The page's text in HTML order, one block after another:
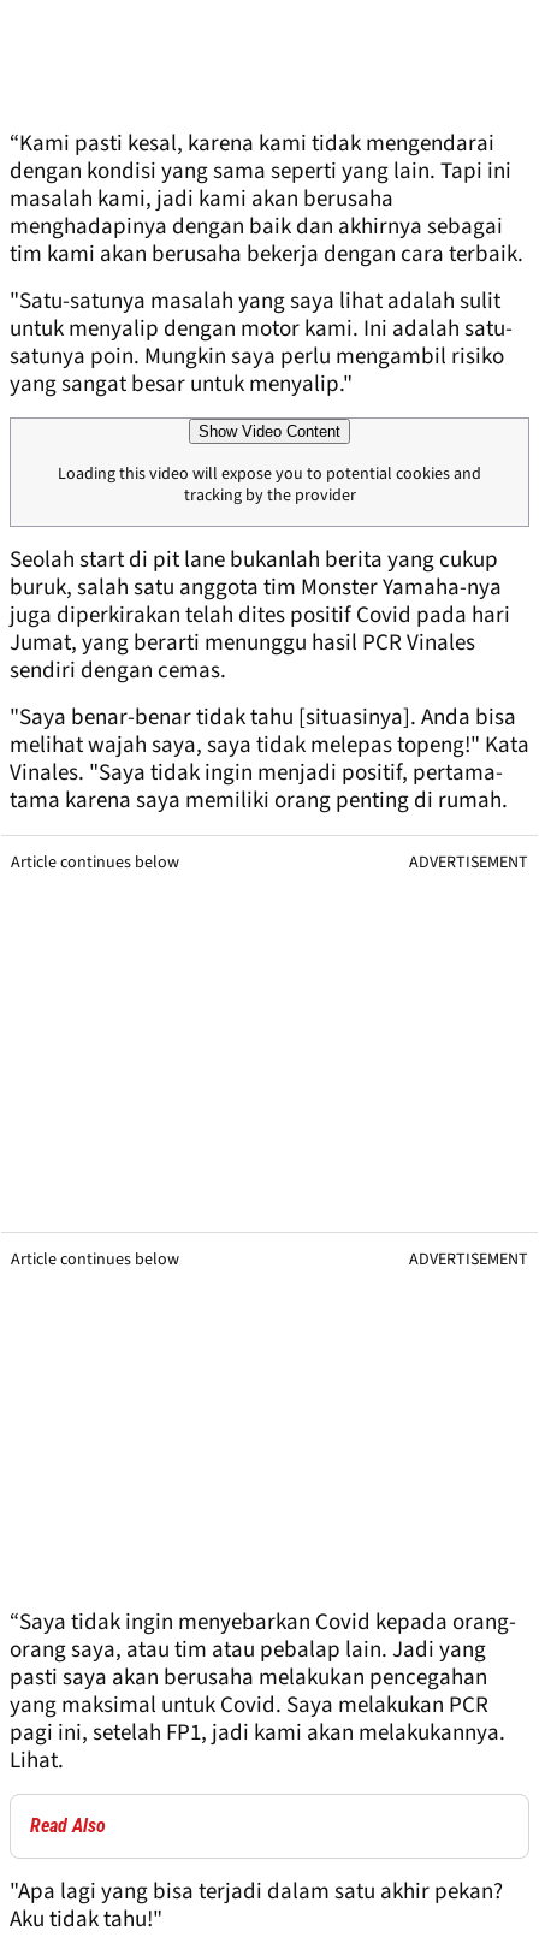
“Kami pasti kesal, karena kami tidak mengendarai
dengan kondisi yang sama seperti yang lain. Tapi ini
masalah kami, jadi kami akan berusaha
menghadapinya dengan baik dan akhirnya sebagai
tim kami akan berusaha bekerja dengan cara terbaik.
"Satu-satunya masalah yang saya lihat adalah sulit
untuk menyalip dengan motor kami. Ini adalah satu-
satunya poin. Mungkin saya perlu mengambil risiko
yang sangat besar untuk menyalip."
Show Video Content
Loading this video will expose you to potential cookies and
tracking by the provider
Seolah start di pit lane bukanlah berita yang cukup
buruk, salah satu anggota tim Monster Yamaha-nya
juga diperkirakan telah dites positif Covid pada hari
Jumat, yang berarti menunggu hasil PCR Vinales
sendiri dengan cemas.
"Saya benar-benar tidak tahu [situasinya]. Anda bisa
melihat wajah saya, saya tidak melepas topeng!" Kata
Vinales. "Saya tidak ingin menjadi positif, pertama-
tama karena saya memiliki orang penting di rumah.
Article continues below ADVERTISEMENT
Article continues below ADVERTISEMENT
“Saya tidak ingin menyebarkan Covid kepada orang-
orang saya, atau tim atau pebalap lain. Jadi yang
pasti saya akan berusaha melakukan pencegahan
yang maksimal untuk Covid. Saya melakukan PCR
pagi ini, setelah FP1, jadi kami akan melakukannya.
Lihat.
Read Also
"Apa lagi yang bisa terjadi dalam satu akhir pekan?
Aku tidak tahu!"